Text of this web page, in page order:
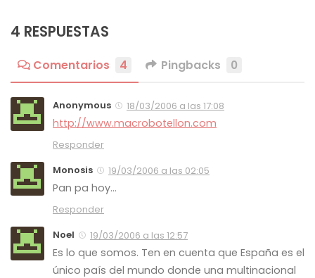
4 RESPUESTAS
Comentarios 4 Pingbacks 0
Anonymous 18/03/2006 a las 17:08
http://www.macrobotellon.com
Responder
Monosis
19/03/2006 a las 02:05
Pan pa hoy…
Responder
Noel
19/03/2006 a las 12:57
Es lo que somos. Ten en cuenta que España es el
único país del mundo donde una multinacional